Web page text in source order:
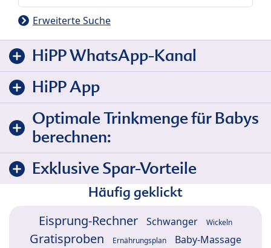
Erweiterte Suche
HiPP WhatsApp-Kanal
HiPP App
Optimale Trinkmenge für Babys
berechnen:
Exklusive Spar-Vorteile
Häufig geklickt
Eisprung-Rechner Schwanger Wickeln
Gratisproben Ernährungsplan Baby-Massage